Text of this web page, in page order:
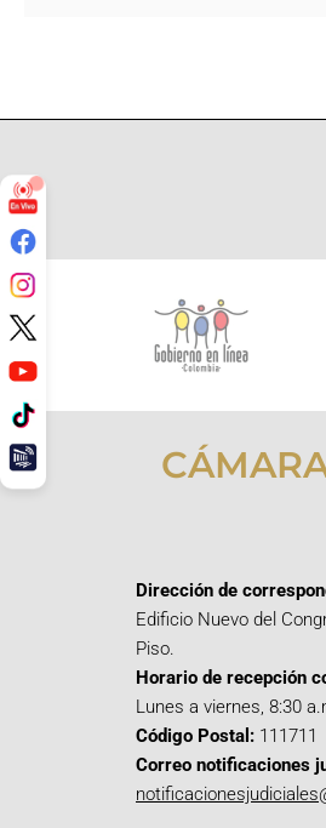
Dirección de
Edificio Nuevo del
Piso.
Horario de recepción
Lunes a viernes, 8:30
Código Postal: 111711
Correo notificaciones